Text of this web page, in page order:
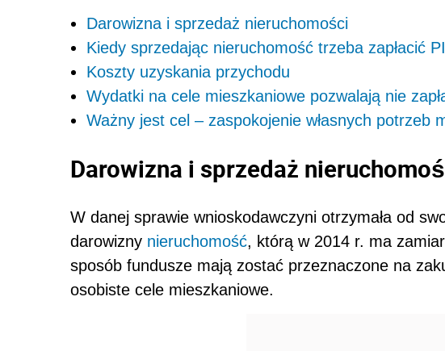
Darowizna i sprzedaż nieruchomości
Kiedy sprzedając nieruchomość trzeba zapłacić
Koszty uzyskania przychodu
Wydatki na cele mieszkaniowe pozwalają nie
Ważny jest cel – zaspokojenie własnych potrzeb
Darowizna i sprzedaż
W danej sprawie wnioskodawczyni otrzymała od
darowizny nieruchomość, którą w 2014 r. ma
sposób fundusze mają zostać przeznaczone na
osobiste cele mieszkaniowe.